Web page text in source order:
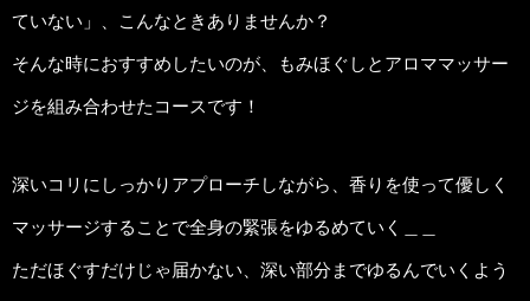
ていない」、こんなときありませんか？
そんな時におすすめしたいのが、もみほぐしとアロママッサー
ジを組み合わせたコースです！
深いコリにしっかりアプローチしながら、香りを使って優しく
マッサージすることで全身の緊張をゆるめていく＿＿
ただほぐすだけじゃ届かない、深い部分までゆるんでいくよう